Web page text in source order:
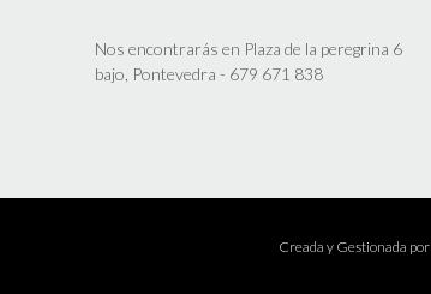
Nos encontrarás en Plaza de la peregrina 6
bajo, Pontevedra - 679 671 838
Creada y Gestionada por